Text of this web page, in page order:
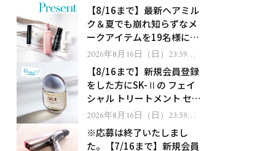
処！
【8/16まで】最新ヘアミル
ク＆夏でも崩れ知らずなメ
ークアイテムを19名様にプ
レゼント！
2026年8月16日（日）23:59ま
で【8/16まで】新規会員登録
をした方にSK-Ⅱの フェイ
シャル トリートメント セラ
ムをプレゼント！
2026年8月16日（日）23:59ま
※応募は終了いたしまし
た。【7/16まで】新規会員